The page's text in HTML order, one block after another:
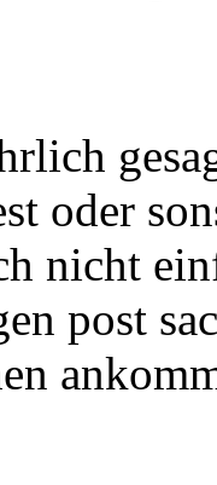
oder
nicht
post